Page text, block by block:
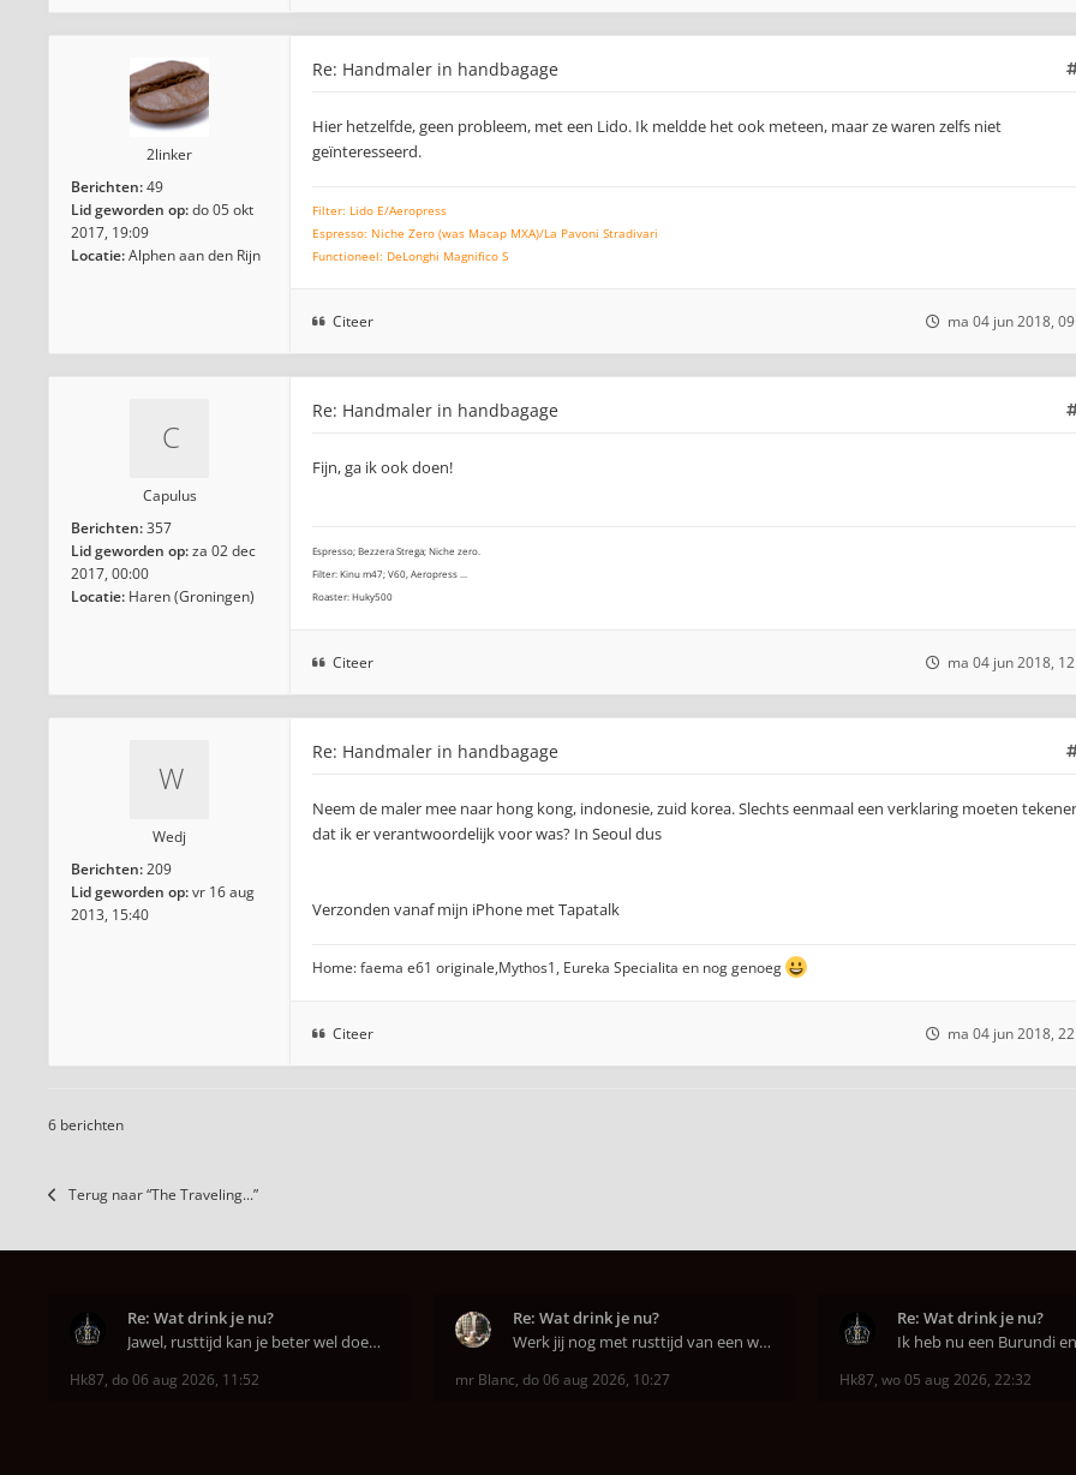
2linker
Berichten:49
Lid geworden op:do 05 okt
2017, 19:09
Locatie:Alphen aan den Rijn
Re: Handmaler in handbagage
Hier hetzelfde, geen probleem, met een Lido. Ik meldde het ook meteen, maar ze waren zelfs niet
geïnteresseerd.
Filter: Lido E/Aeropress
Espresso: Niche Zero (was Macap MXA)/La Pavoni Stradivari
Functioneel: DeLonghi Magnifico S
Citeer ma 04 jun 2018,
Capulus
Berichten:357
Lid geworden op:za 02 dec
2017, 00:00
Locatie: Haren (Groningen)
Re: Handmaler in handbagage
Fijn, ga ik ook doen!
Espresso; Bezzera Strega; Niche zero.
Filter: Kinu m47; V60, Aeropress ...
Roaster: Huky500
Citeer ma 04 jun 2018,
Wedj
Berichten:209
Lid geworden op:vr 16 aug
2013, 15:40
Re: Handmaler in handbagage
Neem de maler mee naar hong kong, indonesie, zuid korea. Slechts eenmaal een verklaring moeten
dat ik er verantwoordelijk voor was? In Seoul dus
Verzonden vanaf mijn iPhone met Tapatalk
Home: faema e61 originale,Mythos1, Eureka Specialita en nog genoeg
Citeer ma 04 jun 2018,
6 berichten
Terug naar “The Traveling...”
Re: Wat drink je nu?
Jawel, rusttijd kan je beter wel doen anders smaa
Hk87, do 06 aug 2026, 11:52
Re: Wat drink je nu?
Werk jij nog met rusttijd van een week of niet e
mr Blanc, do 06 aug 2026, 10:27
Re: Wat drink je nu?
Hk87, wo 05 aug 2026, 22:32